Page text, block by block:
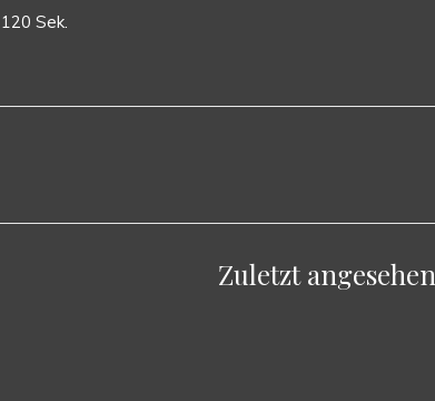
120 Sek.
Zuletzt angesehen